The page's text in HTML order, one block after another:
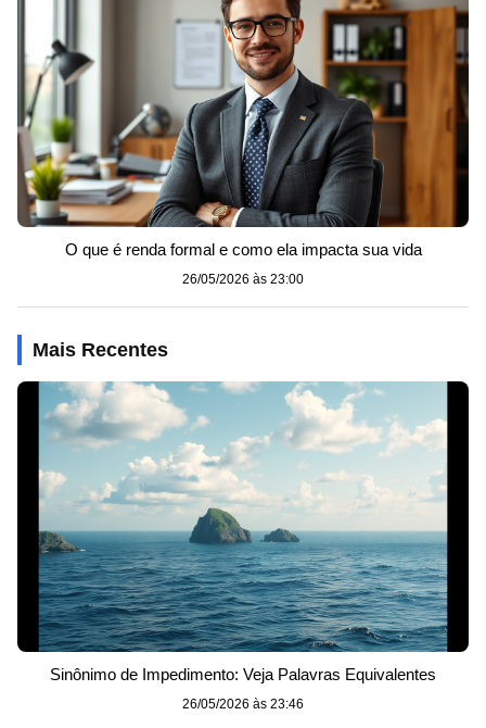
O que é renda formal e como ela impacta sua vida
26/05/2026 às 23:00
Mais Recentes
Sinônimo de Impedimento: Veja Palavras Equivalentes
26/05/2026 às 23:46